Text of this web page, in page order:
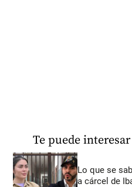
Te puede interesar
Lo que se
a cárcel de